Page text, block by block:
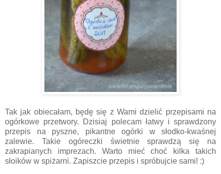
Tak jak obiecałam, będę się z Wami dzielić przepisami na
ogórkowe przetwory. Dzisiaj polecam łatwy i sprawdzony
przepis na pyszne, pikantne ogórki w słodko-kwaśnej
zalewie. Takie ogóreczki świetnie sprawdzą się na
zakrapianych imprezach. Warto mieć choć kilka takich
słoików w spiżarni. Zapiszcie przepis i spróbujcie sami! :)